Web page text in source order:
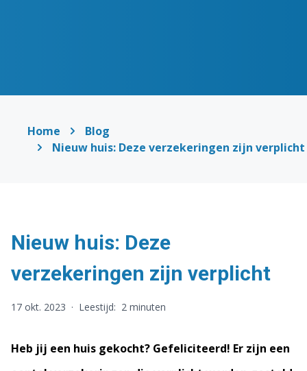
Home
Blog
Nieuw huis: Deze verzekeringen zijn verplicht
Nieuw huis: Deze
verzekeringen zijn verplicht
17 okt. 2023 · Leestijd: 2 minuten
Heb jij een huis gekocht? Gefeliciteerd! Er zijn een